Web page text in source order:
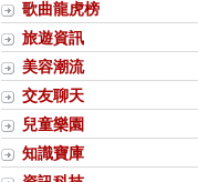
歌曲龍虎榜
旅遊資訊
美容潮流
交友聊天
兒童樂園
知識寶庫